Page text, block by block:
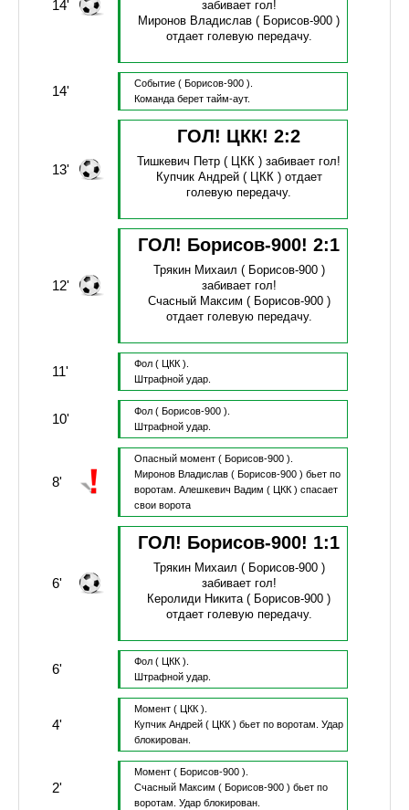
14'
забивает гол!
Миронов Владислав ( Борисов-900 )
отдает голевую передачу.
14' Событие ( Борисов-900 ).
Команда берет тайм-аут.
13'
ГОЛ! ЦКК!2:2
Тишкевич Петр ( ЦКК )забивает гол!
Купчик Андрей( ЦКК ) отдает
голевую передачу.
12'
ГОЛ! Борисов-900!2:1
Трякин Михаил ( Борисов-900 )
забивает гол!
Счасный Максим ( Борисов-900 )
отдает голевую передачу.
11' Фол ( ЦКК ).
Штрафной удар.
10' Фол ( Борисов-900 ).
Штрафной удар.
8'
Опасный момент ( Борисов-900 ).
Миронов Владислав( Борисов-900 ) бьет по
воротам. Алешкевич Вадим ( ЦКК ) спасает
свои ворота
6'
ГОЛ! Борисов-900! 1:1
Трякин Михаил ( Борисов-900 )
забивает гол!
Керолиди Никита( Борисов-900 )
отдает голевую передачу.
6' Фол ( ЦКК ).
Штрафной удар.
4'
Момент ( ЦКК ).
Купчик Андрей( ЦКК ) бьет по воротам. Удар
блокирован.
2'
Момент ( Борисов-900 ).
Счасный Максим ( Борисов-900 ) бьет по
воротам. Удар блокирован.